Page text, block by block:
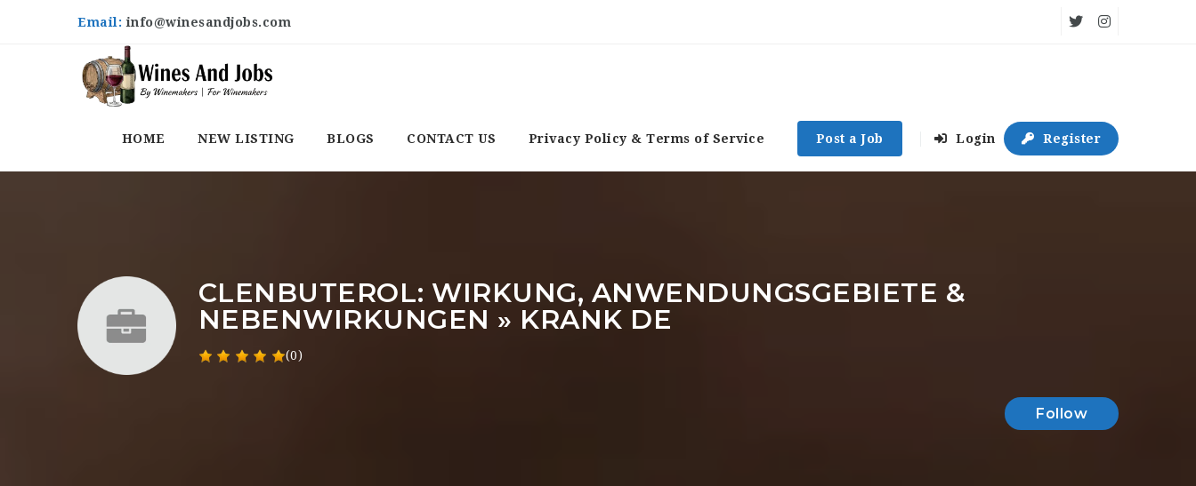
Email:info@winesandjobs.com
HOME NEW LISTING BLOGS CONTACT US Privacy Policy & Terms of Service Post a Job Login Register
CLENBUTEROL: WIRKUNG, ANWENDUNGSGEBIETE &
NEBENWIRKUNGEN » KRANK DE
(0)
Follow